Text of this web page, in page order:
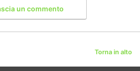
un commento
Torna in alto